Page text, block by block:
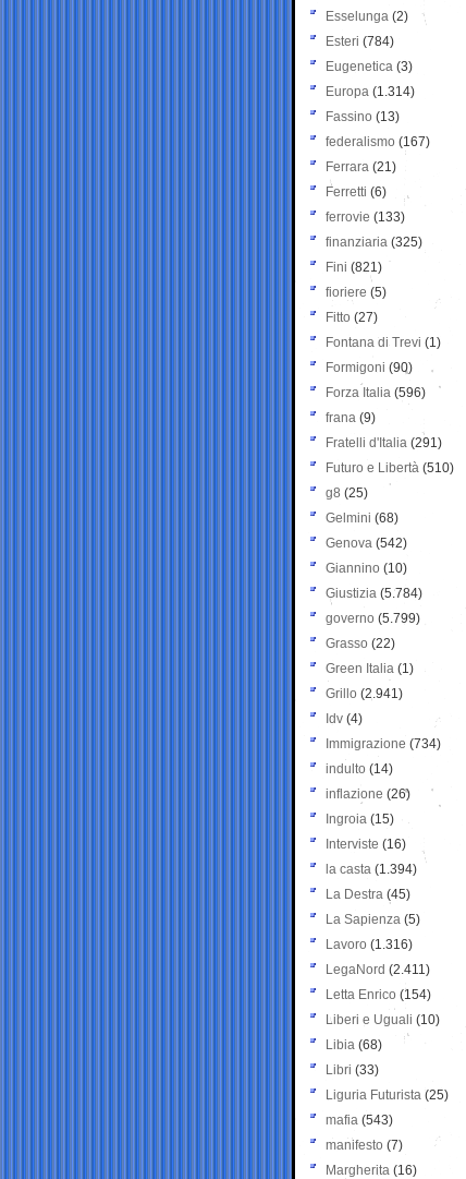
Esselunga (2)
Esteri (784)
Eugenetica (3)
Europa (1.314)
Fassino (13)
federalismo (167)
Ferrara (21)
Ferretti (6)
ferrovie (133)
finanziaria (325)
Fini (821)
fioriere (5)
Fitto (27)
Fontana di Trevi (1)
Formigoni (90)
Forza Italia (596)
frana (9)
Fratelli d'Italia (291)
Futuro e Libertà (510)
g8 (25)
Gelmini (68)
Genova (542)
Giannino (10)
Giustizia (5.784)
governo (5.799)
Grasso (22)
Green Italia (1)
Grillo (2.941)
Idv (4)
Immigrazione (734)
indulto (14)
inflazione (26)
Ingroia (15)
Interviste (16)
la casta (1.394)
La Destra (45)
La Sapienza (5)
Lavoro (1.316)
LegaNord (2.411)
Letta Enrico (154)
Liberi e Uguali (10)
Libia (68)
Libri (33)
Liguria Futurista (25)
mafia (543)
manifesto (7)
Margherita (16)